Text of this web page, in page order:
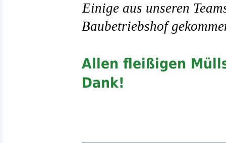
Einige aus unseren
Baubetriebshof
Allen fleißigen
Dank!